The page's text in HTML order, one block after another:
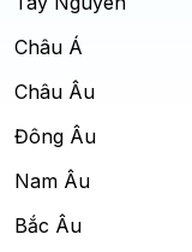
Châu Á
Châu Âu
Đông Âu
Nam Âu
Bắc Âu